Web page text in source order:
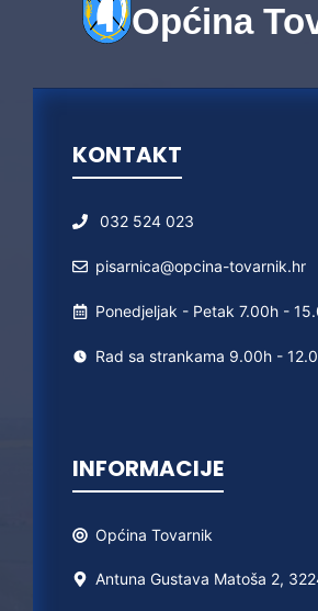
Općina
KONTAKT
032 524 023
pisarnica@opcina-tovarnik.hr
Ponedjeljak - Petak 7.00h -
Rad sa strankama 9.00h -
INFORMACIJE
Općina Tovarnik
Antuna Gustava Matoša 2,